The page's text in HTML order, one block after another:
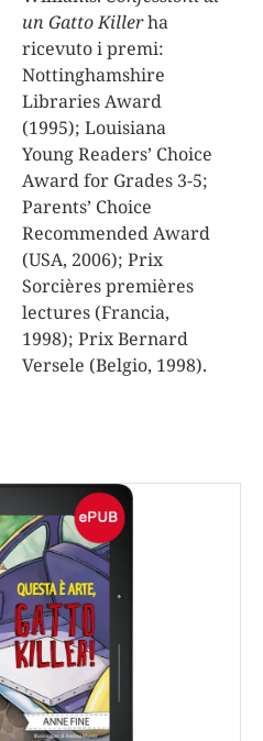
un Gatto Killerha
ricevuto i premi:
Nottinghamshire
Libraries Award
(1995); Louisiana
Young Readers’ Choice
Award for Grades 3-5;
Parents’ Choice
Recommended Award
(USA, 2006); Prix
Sorcières premières
lectures (Francia,
1998); Prix Bernard
Versele (Belgio, 1998).